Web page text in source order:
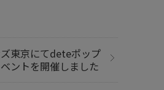
東京にてdeteポップ
ントを開催しました